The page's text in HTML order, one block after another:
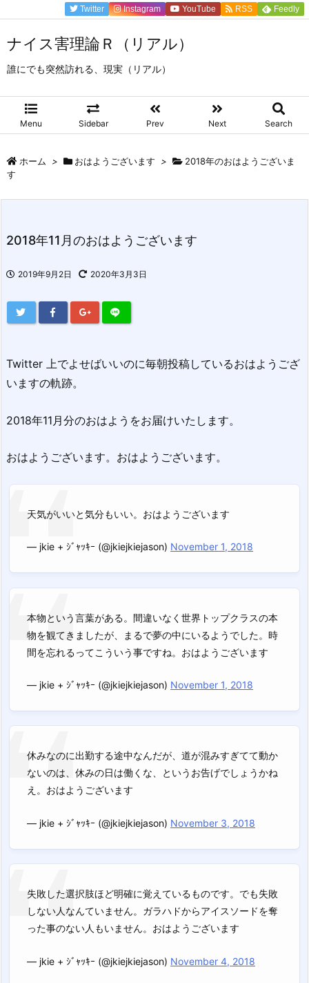
ナイス害理論Ｒ（リアル）
誰にでも突然訪れる、現実（リアル）
Menu Sidebar Prev Next Search
Twitter Instagram YouTube RSS Feedly
ホーム > おはようございます >
2018年のおはようございま
す
2018年11月のおはようございます
2019年9月2日 2020年3月3日
Twitter 上でよせばいいのに毎朝投稿しているおはようござ
いますの軌跡。
2018年11月分のおはようをお届けいたします。
おはようございます。おはようございます。
天気がいいと気分もいい。おはようございます
— jkie + ｼﾞｬｯｷｰ (@jkiejkiejason) November 1, 2018
本物という言葉がある。間違いなく世界トップクラスの本
物を観てきましたが、まるで夢の中にいるようでした。時
間を忘れるってこういう事ですね。おはようございます
— jkie + ｼﾞｬｯｷｰ (@jkiejkiejason) November 1, 2018
休みなのに出勤する途中なんだが、道が混みすぎてて動か
ないのは、休みの日は働くな、というお告げでしょうかね
え。おはようございます
— jkie + ｼﾞｬｯｷｰ (@jkiejkiejason) November 3, 2018
失敗した選択肢ほど明確に覚えているものです。でも失敗
しない人なんていません。ガラハドからアイスソードを奪
った事のない人もいません。おはようございます
— jkie + ｼﾞｬｯｷｰ (@jkiejkiejason) November 4, 2018